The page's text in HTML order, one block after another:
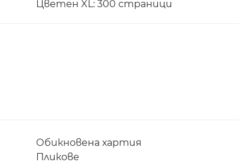
Цветен XL: 300 страници
Обикновена хартия
Пликове